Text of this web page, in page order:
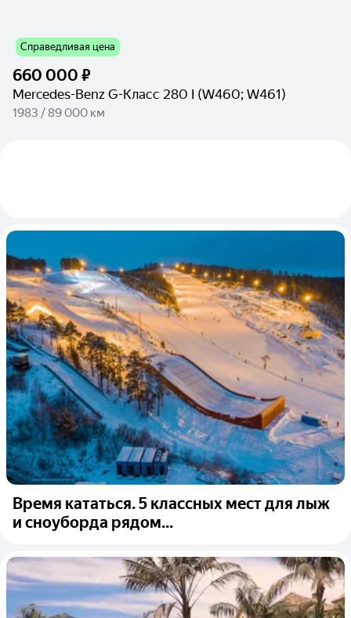
Справедливая цена
660 000 ₽
Mercedes-Benz G-Класс 280 I (W460; W461)
1983 / 89 000 км
Время кататься. 5 классных мест для лыж
и сноуборда рядом...